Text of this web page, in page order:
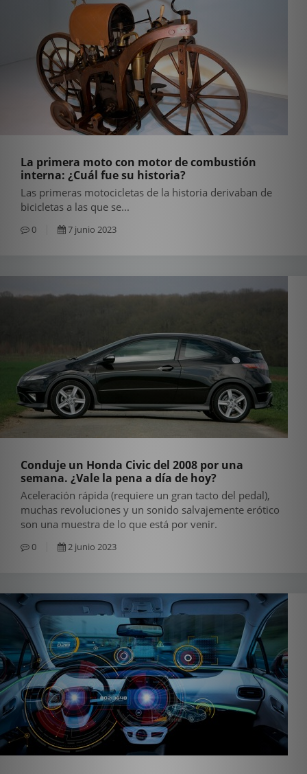
La primera moto con motor de combustión
interna: ¿Cuál fue su historia?
Las primeras motocicletas de la historia derivaban de
bicicletas a las que se...
0 7 junio 2023
Conduje un Honda Civic del 2008 por una
semana. ¿Vale la pena a día de hoy?
Aceleración rápida (requiere un gran tacto del pedal),
muchas revoluciones y un sonido salvajemente erótico
son una muestra de lo que está por venir.
0 2 junio 2023